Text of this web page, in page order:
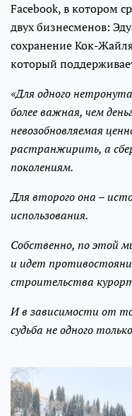
Facebook, в котором
двух бизнесменов:
сохранение Кок-
который
«Для одного
более важная, чем
невозобновляемая
растранжирить, а
поколениям.
Для второго она –
использования.
Собственно, по этой
и идет
строительства
И в зависимости от
судьба не одного